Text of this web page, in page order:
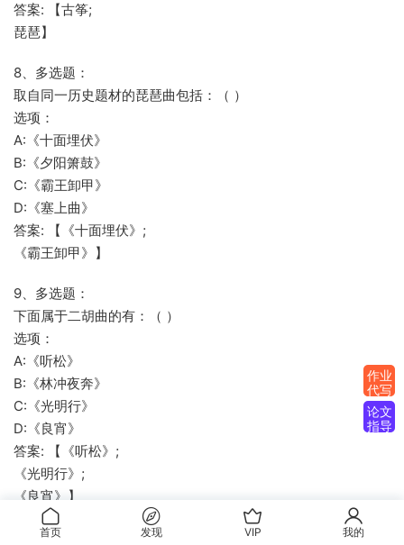
答案: 【古筝;
琵琶】
8、多选题：
取自同一历史题材的琵琶曲包括：（ ）
选项：
A:《十面埋伏》
B:《夕阳箫鼓》
C:《霸王卸甲》
D:《塞上曲》
答案: 【《十面埋伏》;
《霸王卸甲》】
9、多选题：
下面属于二胡曲的有：（ ）
选项：
A:《听松》
B:《林冲夜奔》
C:《光明行》
D:《良宵》
答案: 【《听松》;
《光明行》;
《良宵》】
10、多选题：
作业
代写
论文
指导
首页 发现 VIP 我的